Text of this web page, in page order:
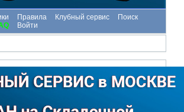
Правила Клубный сервис
Поиск
Войти